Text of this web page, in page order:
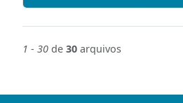
1 - 30 de 30 arquivos